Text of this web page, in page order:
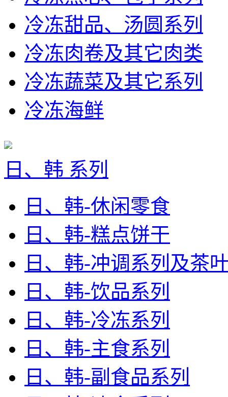
冷冻甜品、汤圆系列
冷冻肉卷及其它肉类
冷冻蔬菜及其它系列
冷冻海鲜
日、韩 系列
日、韩-休闲零食
日、韩-糕点饼干
日、韩-冲调系列及茶
日、韩-饮品系列
日、韩-冷冻系列
日、韩-主食系列
日、韩-副食品系列